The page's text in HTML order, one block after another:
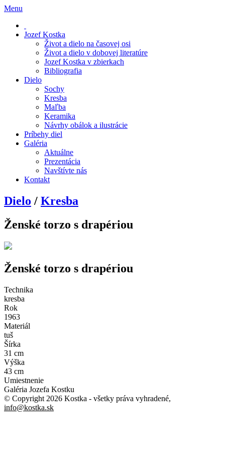
Menu
Jozef Kostka
Život a dielo na časovej osi
Život a dielo v dobovej literatúre
Jozef Kostka v zbierkach
Bibliografia
Dielo
Sochy
Kresba
Maľba
Keramika
Návrhy obálok a ilustrácie
Príbehy diel
Galéria
Aktuálne
Prezentácia
Navštívte nás
Kontakt
Dielo / Kresba
Ženské torzo s drapériou
Ženské torzo s drapériou
Technika
kresba
Rok
1963
Materiál
tuš
Šírka
31 cm
Výška
43 cm
Umiestnenie
Galéria Jozefa Kostku
© Copyright 2026 Kostka - všetky práva vyhradené,
info@kostka.sk